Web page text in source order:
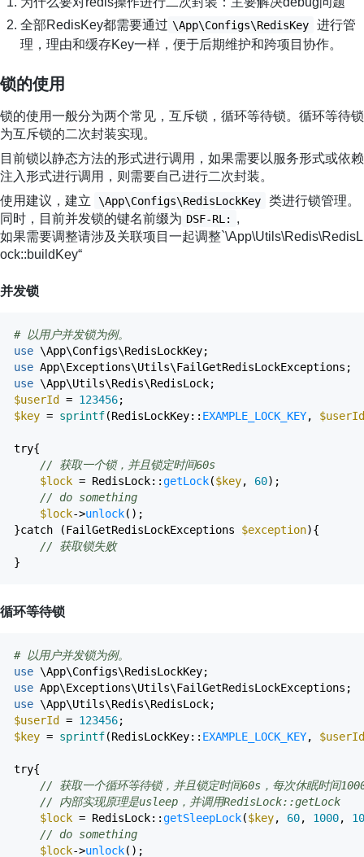
全部RedisKey都需要通过 \App\Configs\RedisKey
进行管
理，理由和缓存Key一样，便于后期维护和跨项目协作。
锁的使用
锁的使用一般分为两个常见，互斥锁，循环等待锁。循环等待锁
为互斥锁的二次封装实现。
目前锁以静态方法的形式进行调用，如果需要以服务形式或依赖
注入形式进行调用，则需要自己进行二次封装。
使用建议，建立
\App\Configs\RedisLockKey
类进行锁管理。
同时，目前并发锁的键名前缀为 DSF-RL:
,
如果需要调整请涉及关联项目一起调整`\App\Utils\Redis\RedisL
ock::buildKey“
并发锁
# 以用户并发锁为例。
use \App\Configs\RedisLockKey;
use App\Exceptions\Utils\FailGetRedisLockExceptions ;
use \App\Utils\Redis\RedisLock;
$userId
= 123456;
$key = sprintf(RedisLockKey:: EXAMPLE_LOCK_KEY, $userId
try{
// 获取一个锁，并且锁定时间60s
$lock = RedisLock::getLock($key, 60) ;
// do something
$lock->unlock( ) ;
}catch (FailGetRedisLockExceptions $exception){
// 获取锁失败
}
循环等待锁
# 以用户并发锁为例。
use \App\Configs\RedisLockKey;
use App\Exceptions\Utils\FailGetRedisLockExceptions ;
use \App\Utils\Redis\RedisLock;
$userId
= 123456;
$key = sprintf(RedisLockKey:: EXAMPLE_LOCK_KEY, $userId
try{
// 获取一个循环等待锁，并且锁定时间60s，每次休眠时间
// 内部实现原理是usleep，并调用RedisLock::getLock
$lock = RedisLock::getSleepLock($key, 60, 1000,
10
// do something
$lock->unlock( ) ;